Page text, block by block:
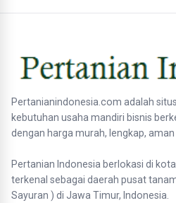
Pertanianindonesia.com adalah
kebutuhan usaha mandiri bisnis
dengan harga murah, lengkap,
Pertanian Indonesia berlokasi di
terkenal sebagai daerah pusat
Sayuran ) di Jawa Timur, Indonesia.